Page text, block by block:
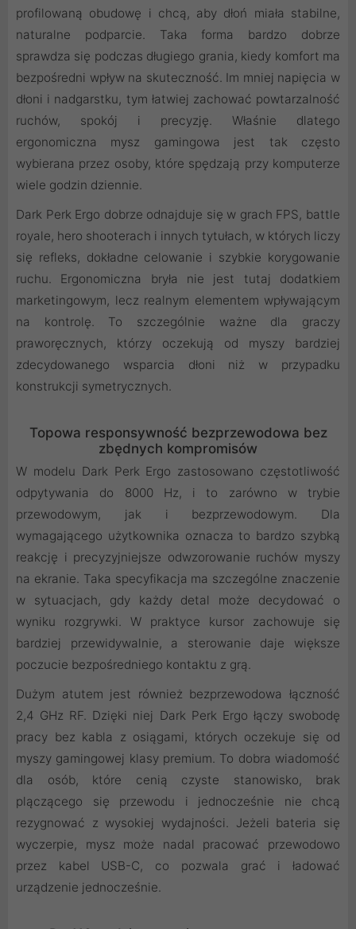
profilowaną obudowę i chcą, aby dłoń miała stabilne,
naturalne podparcie. Taka forma bardzo dobrze
sprawdza się podczas długiego grania, kiedy komfort ma
bezpośredni wpływ na skuteczność. Im mniej napięcia w
dłoni i nadgarstku, tym łatwiej zachować powtarzalność
ruchów, spokój i precyzję. Właśnie dlatego
ergonomiczna mysz gamingowa jest tak często
wybierana przez osoby, które spędzają przy komputerze
wiele godzin dziennie.
Dark Perk Ergo dobrze odnajduje się w grach FPS, battle
royale, hero shooterach i innych tytułach, w których liczy
się refleks, dokładne celowanie i szybkie korygowanie
ruchu. Ergonomiczna bryła nie jest tutaj dodatkiem
marketingowym, lecz realnym elementem wpływającym
na kontrolę. To szczególnie ważne dla graczy
praworęcznych, którzy oczekują od myszy bardziej
zdecydowanego wsparcia dłoni niż w przypadku
konstrukcji symetrycznych.
Topowa responsywność bezprzewodowa bez
zbędnych kompromisów
W modelu Dark Perk Ergo zastosowano częstotliwość
odpytywania do 8000 Hz, i to zarówno w trybie
przewodowym, jak i bezprzewodowym. Dla
wymagającego użytkownika oznacza to bardzo szybką
reakcję i precyzyjniejsze odwzorowanie ruchów myszy
na ekranie. Taka specyfikacja ma szczególne znaczenie
w sytuacjach, gdy każdy detal może decydować o
wyniku rozgrywki. W praktyce kursor zachowuje się
bardziej przewidywalnie, a sterowanie daje większe
poczucie bezpośredniego kontaktu z grą.
Dużym atutem jest również bezprzewodowa łączność
2,4 GHz RF. Dzięki niej Dark Perk Ergo łączy swobodę
pracy bez kabla z osiągami, których oczekuje się od
myszy gamingowej klasy premium. To dobra wiadomość
dla osób, które cenią czyste stanowisko, brak
plączącego się przewodu i jednocześnie nie chcą
rezygnować z wysokiej wydajności. Jeżeli bateria się
wyczerpie, mysz może nadal pracować przewodowo
przez kabel USB-C, co pozwala grać i ładować
urządzenie jednocześnie.